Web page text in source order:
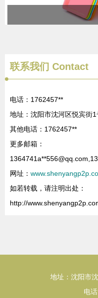
联系我们 Contact
电话：1762457**
地址：沈阳市沈河区悦宾街
其他电话：1762457**
更多邮箱：
1364741a**556@qq.com
网址：
如若转载，请注明出处：
http://
地址：沈阳市
电